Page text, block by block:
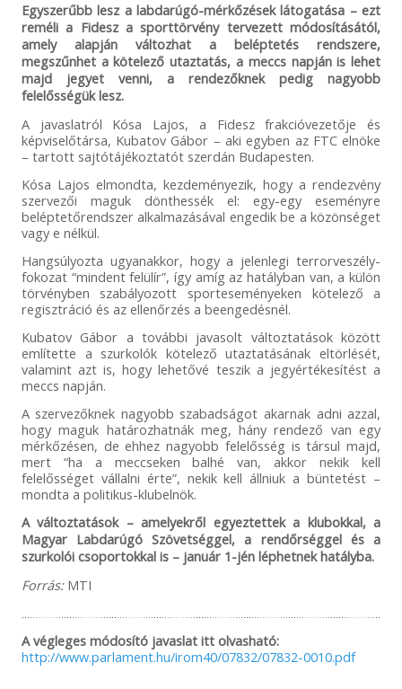
Egyszerűbb lesz a labdarúgó-mérkőzések látogatása – ezt
reméli a Fidesz a sporttörvény tervezett módosításától,
amely alapján változhat a beléptetés rendszere,
megszűnhet a kötelező utaztatás, a meccs napján is lehet
majd jegyet venni, a rendezőknek pedig nagyobb
felelősségük lesz.
A javaslatról Kósa Lajos, a Fidesz frakcióvezetője és
képviselőtársa, Kubatov Gábor – aki egyben az FTC elnöke
– tartott sajtótájékoztatót szerdán Budapesten.
Kósa Lajos elmondta, kezdeményezik, hogy a rendezvény
szervezői maguk dönthessék el: egy-egy eseményre
beléptetőrendszer alkalmazásával engedik be a közönséget
vagy e nélkül.
Hangsúlyozta ugyanakkor, hogy a jelenlegi terrorveszély-
fokozat “mindent felülír”, így amíg az hatályban van, a külön
törvényben szabályozott sporteseményeken kötelező a
regisztráció és az ellenőrzés a beengedésnél.
Kubatov Gábor a további javasolt változtatások között
említette a szurkolók kötelező utaztatásának eltörlését,
valamint azt is, hogy lehetővé teszik a jegyértékesítést a
meccs napján.
A szervezőknek nagyobb szabadságot akarnak adni azzal,
hogy maguk határozhatnák meg, hány rendező van egy
mérkőzésen, de ehhez nagyobb felelősség is társul majd,
mert “ha a meccseken balhé van, akkor nekik kell
felelősséget vállalni érte”, nekik kell állniuk a büntetést –
mondta a politikus-klubelnök.
A változtatások – amelyekről egyeztettek a klubokkal, a
Magyar Labdarúgó Szövetséggel, a rendőrséggel és a
szurkolói csoportokkal is – január 1-jén léphetnek hatályba.
Forrás:MTI
A végleges módosító javaslat itt olvasható:
http://www.parlament.hu/irom40/07832/07832-0010.pdf